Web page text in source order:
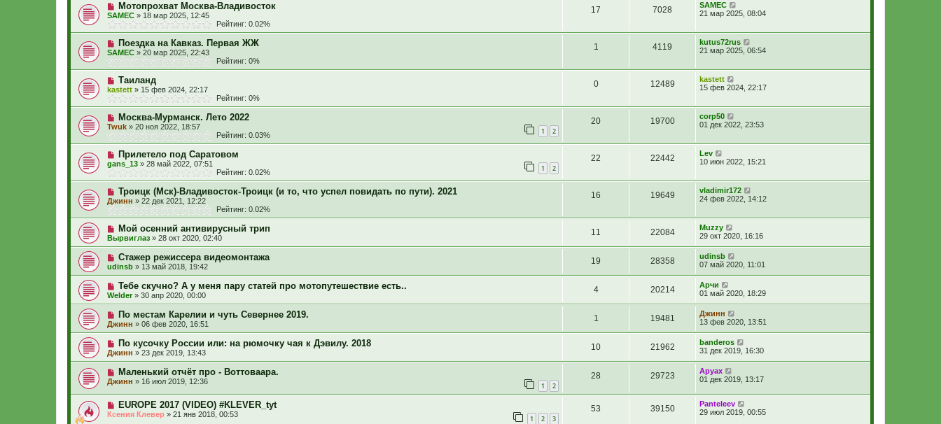
Мотопрохват Москва-Владивосток
SAMEC » 18 мар 2025, 12:45
Рейтинг: 0.02%
17 7028
SAMEC
21 мар 2025, 08:04
Поездка на Кавказ. Первая ЖЖ
SAMEC » 20 мар 2025, 22:43
Рейтинг: 0%
1 4119
kutus72rus
21 мар 2025, 06:54
Таиланд
kastett » 15 фев 2024, 22:17
Рейтинг: 0%
0 12489
kastett
15 фев 2024, 22:17
Москва-Мурманск. Лето 2022
Twuk » 20 ноя 2022, 18:57 1 2
Рейтинг: 0.03%
20 19700
corp50
01 дек 2022, 23:53
Прилетело под Саратовом
gans_13 » 28 май 2022, 07:51 1 2
Рейтинг: 0.02%
22 22442
Lev
10 июн 2022, 15:21
Троицк (Мск)-Владивосток-Троицк (и то, что успел повидать по пути). 2021
Джинн » 22 дек 2021, 12:22
Рейтинг: 0.02%
16 19649
vladimir172
24 фев 2022, 14:12
Мой осенний антивирусный трип
Вырвиглаз » 28 окт 2020, 02:40
11 22084
Muzzy
29 окт 2020, 16:16
Стажер режиссера видеомонтажа
udinsb » 13 май 2018, 19:42
19 28358
udinsb
07 май 2020, 11:01
Тебе скучно? А у меня пару статей про мотопутешествие есть..
Welder» 30 апр 2020, 00:00
4 20214
Арчи
01 май 2020, 18:29
По местам Карелии и чуть Севернее 2019.
Джинн » 06 фев 2020, 16:51
1 19481
Джинн
13 фев 2020, 13:51
По кусочку России или: на рюмочку чая к Дэвилу. 2018
Джинн » 23 дек 2019, 13:43
10 21962
banderos
31 дек 2019, 16:30
Маленький отчёт про - Воттоваара.
Джинн » 16 июл 2019, 12:36 1 2
28 29723
Аруах
01 дек 2019, 13:17
EUROPE 2017 (VIDEO) #KLEVER_tyt
Ксения Клевер » 21 янв 2018, 00:53 1 2 3
53 39150
Panteleev
29 июл 2019, 00:55